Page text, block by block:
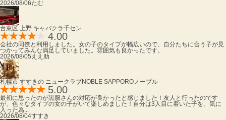
2026/08/06たむ
台東区 上野 キャバクラ千セン
4.00
会社の同僚と利用しました。女の子のタイプが幅広いので、自分たちに合う子が見
つかってみんな満足していました。雰囲気も良かったです。
2026/08/05 ええ助
札幌市 すすきの ニュークラブNOBLE SAPPOROノーブル
5.00
最初に思ったのが黒服さんの対応が良かったと感じました！友人と行ったのです
が、色々なタイプの女の子がいて楽しめました！自分は3人目に着いた子を、気に
入った為...
2026/08/04すすき